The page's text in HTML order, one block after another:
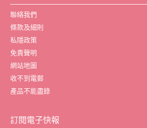
聯絡我們
條款及細則
私隱政策
免責聲明
網站地圖
收不到電郵
產品不能盡錄
訂閱電子快報